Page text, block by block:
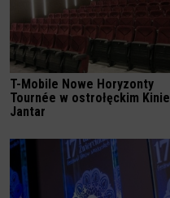
T-Mobile Nowe Horyzonty
Tournée w ostrołęckim Kinie
Jantar